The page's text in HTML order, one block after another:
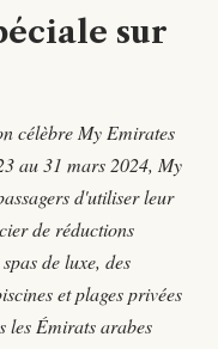
sur
célèbre My Emirates
au 31 mars 2024, My
d'utiliser leur
de réductions
de luxe, des
et plages privées
les Émirats arabes